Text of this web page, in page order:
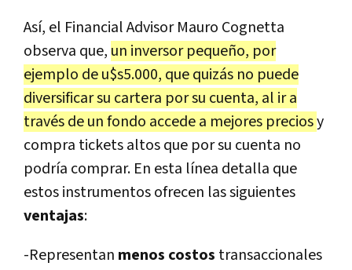
Así, el Financial Advisor Mauro Cognetta
observa que, un inversor pequeño, por
ejemplo de u$s5.000, que quizás no puede
diversificar su cartera por su cuenta, al ir a
través de un fondo accede a mejores preciosy
compra tickets altos que por su cuenta no
podría comprar. En esta línea detalla que
estos instrumentos ofrecen las siguientes
ventajas:
-Representan menos costos transaccionales